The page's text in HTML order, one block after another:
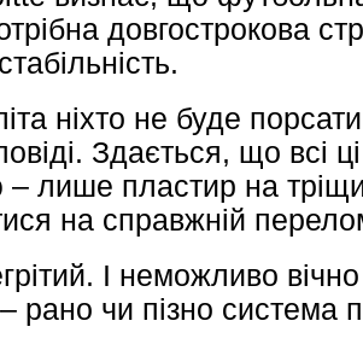
довгострокова
ніхто не буде
Здається, що всі
лише пластир на
на справжній
І неможливо
рано чи пізно система